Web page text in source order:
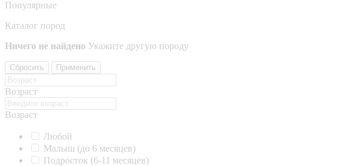
Популярные
Каталог пород
Ничего не найдено Укажите другую породу
Сбросить Применить
Возраст
Возраст
Любой
Малыш (до 6 месяцев)
Подросток (6-11 месяцев)